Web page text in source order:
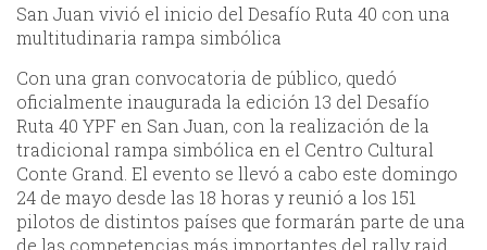
San Juan vivió el inicio del Desafío Ruta 40 con una
multitudinaria rampa simbólica
Con una gran convocatoria de público, quedó
oficialmente inaugurada la edición 13 del Desafío
Ruta 40 YPF en San Juan, con la realización de la
tradicional rampa simbólica en el Centro Cultural
Conte Grand. El evento se llevó a cabo este domingo
24 de mayo desde las 18 horas y reunió a los 151
pilotos de distintos países que formarán parte de una
de las competencias más importantes del rally raid